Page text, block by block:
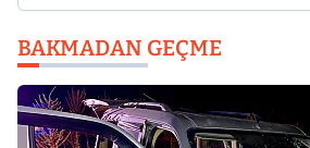
BAKMADAN GEÇME